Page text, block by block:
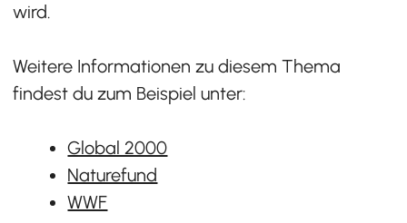
wird.
Weitere Informationen zu diesem Thema
findest du zum Beispiel unter:
Global 2000
Naturefund
WWF